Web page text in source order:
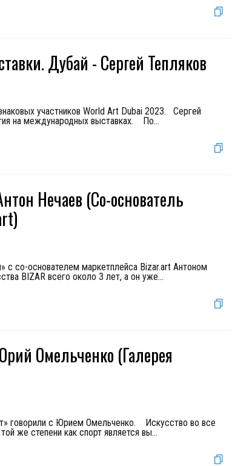
Дубай - Сергей Тепляков
участников World Art Dubai 2023. Сергей
на международных выставках. По...
Нечаев (Со-основатель
с со-основателем маркетплейса Bizar.art Антоном
BIZAR всего около 3 лет, а он уже...
Омельченко (Галерея
говорили с Юрием Омельченко. Искусство во все
же степени как спорт является вы...